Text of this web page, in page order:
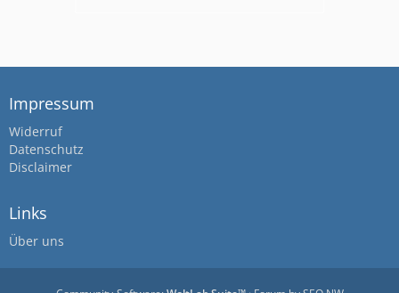
Impressum
Widerruf
Datenschutz
Disclaimer
Links
Über uns